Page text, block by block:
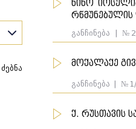
ნინო
განჩინება |
ლამარა
დებულებასთან
მოქალაქე
განჩინება |
ნიკოლოზ
ქ. რუსთავის